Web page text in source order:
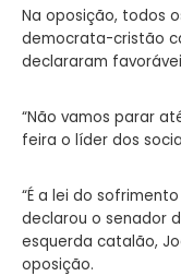
Na oposição, todos
democrata-cristão
declararam
“Não vamos parar
feira o líder dos
“É a lei do
declarou o senador
esquerda catalão,
oposição.